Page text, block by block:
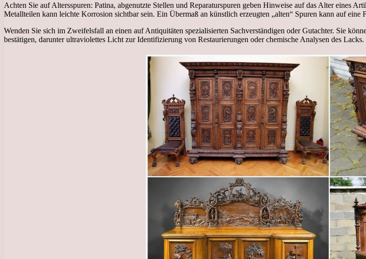
Achten Sie auf Altersspuren: Patina, abgenutzte Stellen und Reparaturspuren geben Hinweise auf das Alter eines
Metallteilen kann leichte Korrosion sichtbar sein. Ein Übermaß an künstlich erzeugten „alten“ Spuren kann auf eine
Wenden Sie sich im Zweifelsfall an einen auf Antiquitäten spezialisierten Sachverständigen oder Gutachter. Sie
bestätigen, darunter ultraviolettes Licht zur Identifizierung von Restaurierungen oder chemische Analysen des Lacks.